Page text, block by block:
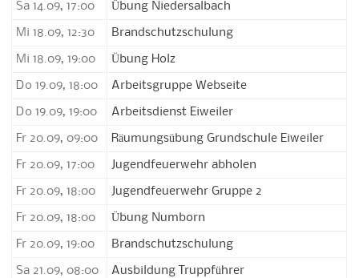
Sa 14.09, 17:00 Übung Niedersalbach
Mi 18.09, 12:30 Brandschutzschulung
Mi 18.09, 19:00 Übung Holz
Do 19.09, 18:00 Arbeitsgruppe Webseite
Do 19.09, 19:00 Arbeitsdienst Eiweiler
Fr 20.09, 09:00 Räumungsübung Grundschule Eiweiler
Fr 20.09, 17:00 Jugendfeuerwehr abholen
Fr 20.09, 18:00 Jugendfeuerwehr Gruppe 2
Fr 20.09, 18:00 Übung Numborn
Fr 20.09, 19:00 Brandschutzschulung
Sa 21.09, 08:00 Ausbildung Truppführer